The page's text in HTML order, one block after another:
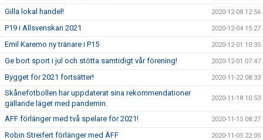
Gilla lokal handel! 2020-12-08 12:56
P19 i Allsvenskan 2021 2020-12-04 15:27
Emil Karemo ny tränare i P15 2020-12-01 10:35
Ge bort sport i jul och stötta samtidigt vår förening! 2020-12-01 07:47
Bygget för 2021 fortsätter! 2020-11-22 08:33
Skånefotbollen har uppdaterat sina rekommendationer
gällande läget med pandemin.
2020-11-18 10:53
ÄFF förlänger med två spelare för 2021! 2020-11-15 08:27
Robin Streifert förlänger med ÄFF 2020-11-05 22:05